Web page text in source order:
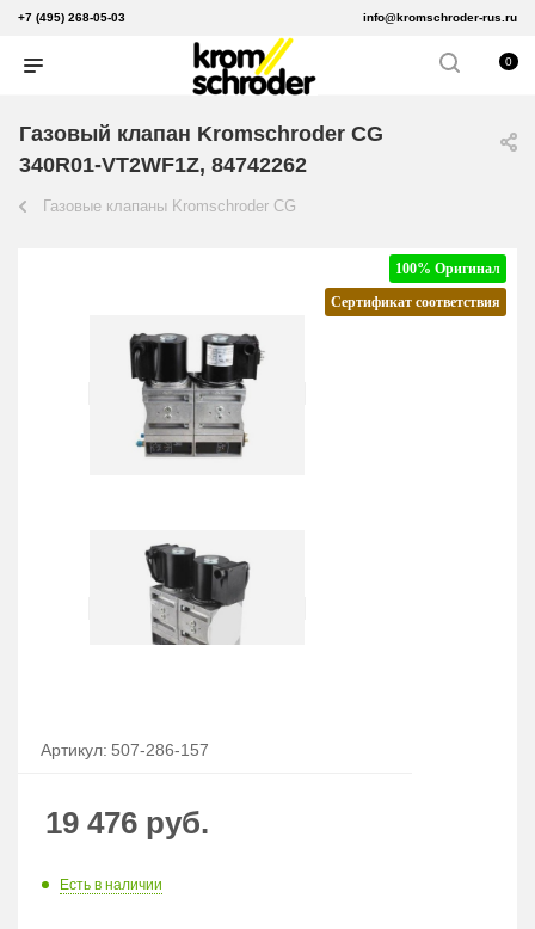
+7 (495) 268-05-03 info@kromschroder-rus.ru
0
Газовый клапан Kromschroder CG
340R01-VT2WF1Z, 84742262
Газовые клапаны Kromschroder CG
100% Оригинал
Сертификат соответствия
Артикул: 507-286-157
19 476 руб.
Есть в наличии